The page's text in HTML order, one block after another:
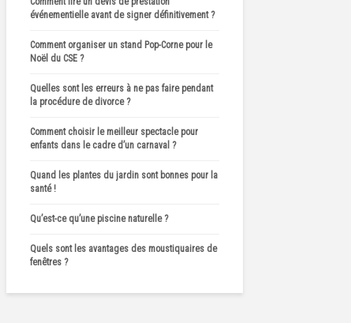
événementielle avant de signer définitivement ?
Comment organiser un stand Pop-Corne pour le
Noël du CSE ?
Quelles sont les erreurs à ne pas faire pendant
la procédure de divorce ?
Comment choisir le meilleur spectacle pour
enfants dans le cadre d’un carnaval ?
Quand les plantes du jardin sont bonnes pour la
santé !
Qu’est-ce qu’une piscine naturelle ?
Quels sont les avantages des moustiquaires de
fenêtres ?